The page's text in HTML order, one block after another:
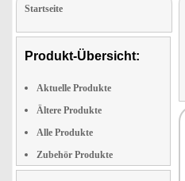
Startseite
Produkt-Übersicht:
Aktuelle Produkte
Ältere Produkte
Alle Produkte
Zubehör Produkte